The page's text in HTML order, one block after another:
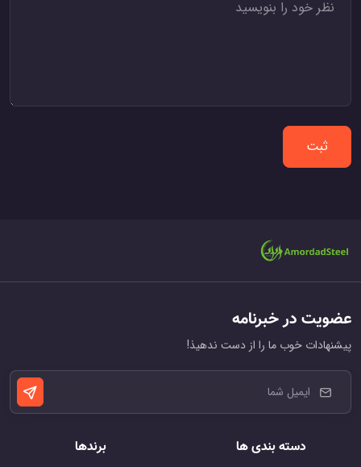
ثبت
عضویت در خبرنامه
پیشنهادات خوب ما را از دست ندهیذ!
دسته بندی ها برندها